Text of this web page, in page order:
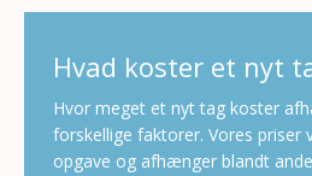
​Hvad koster et nyt
Hvor meget et nyt tag koster
forskellige faktorer. Vores priser
opgave og afhænger blandt